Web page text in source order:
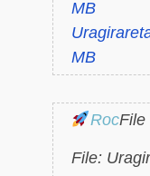
MB
MB
RocFile
File: